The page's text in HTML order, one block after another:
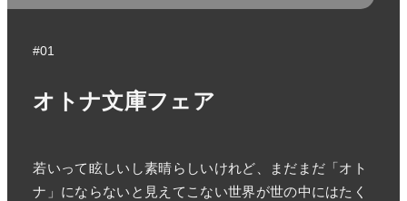
#01
オトナ文庫フェア
若いって眩しいし素晴らしいけれど、まだまだ「オト
ナ」にならないと見えてこない世界が世の中にはたく